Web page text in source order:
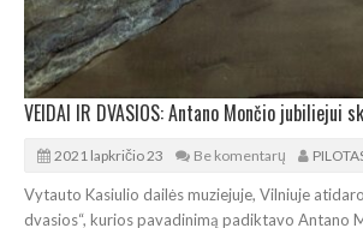
VEIDAI IR DVASIOS: Antano Mončio jubiliejui
2021 lapkričio 23 Be komentarų
Vytauto Kasiulio dailės muziejuje, Vilniuje
dvasios“, kurios pavadinimą padiktavo Antano